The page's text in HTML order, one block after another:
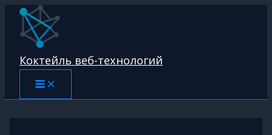
Перейти
содержимому
Коктейль веб-технологий